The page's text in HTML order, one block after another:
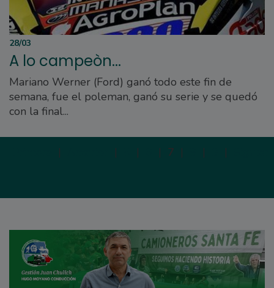
28/03
A lo campeòn...
Mariano Werner (Ford) ganó todo este fin de
semana, fue el poleman, ganó su serie y se quedó
con la final...
| | | | 7 | | |